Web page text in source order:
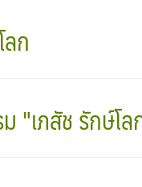
ก
"เภสัช รักษ์โ